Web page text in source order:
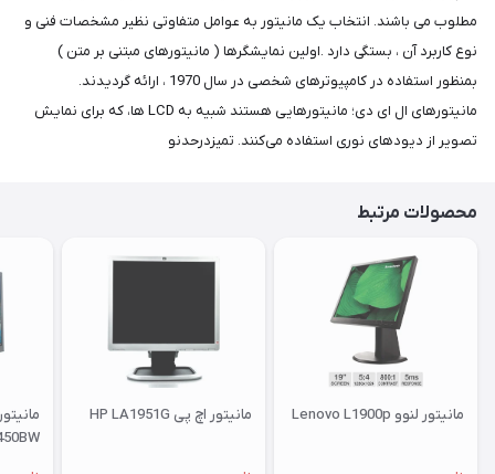
مطلوب می باشند. انتخاب یک مانیتور به عوامل متفاوتی نظیر مشخصات فنی و
نوع کاربرد آن ، بستگی دارد .اولین نمایشگرها ( مانیتورهای مبتنی بر متن )
بمنظور استفاده در کامپیوترهای شخصی در سال 1970 ، ارائه گردیدند.
مانیتورهای ال ای دی؛ مانیتورهایی هستند شبیه به LCD ها، كه برای نمایش
تصویر از دیودهای نوری استفاده می‌كنند. تمیزدرحدنو
محصولات مرتبط
مانیتور لنوو Lenovo L1900p مانیتور اچ پی HP LA1951G